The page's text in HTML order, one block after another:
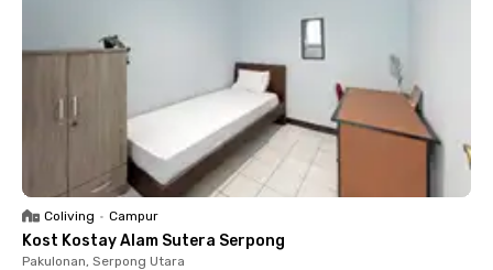
Coliving • Campur
Kost Kostay Alam Sutera Serpong
Pakulonan, Serpong Utara